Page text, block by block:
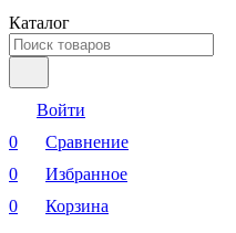
Каталог
Войти
0
Сравнение
0
Избранное
0
Корзина